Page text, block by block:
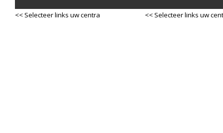
<< Selecteer links uw centra << Selecteer links uw